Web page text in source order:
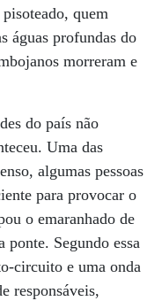
quem
águas profundas do
morreram e
do país não
Uma das
algumas pessoas
para provocar o
o emaranhado de
ponte. Segundo essa
circuito e uma onda
responsáveis,